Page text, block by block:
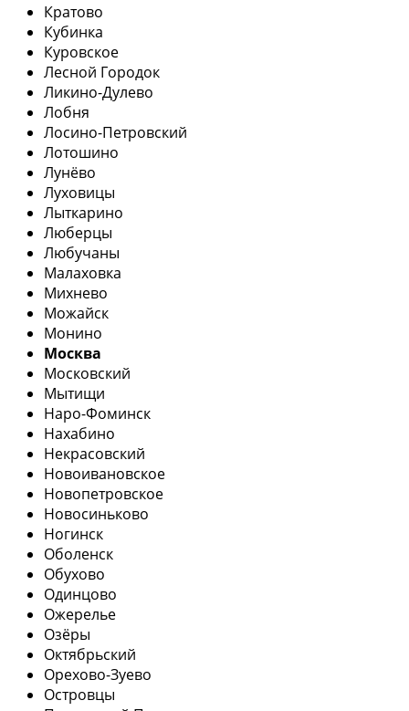
Кратово
Кубинка
Куровское
Лесной Городок
Ликино-Дулево
Лобня
Лосино-Петровский
Лотошино
Лунёво
Луховицы
Лыткарино
Люберцы
Любучаны
Малаховка
Михнево
Можайск
Монино
Москва
Московский
Мытищи
Наро-Фоминск
Нахабино
Некрасовский
Новоивановское
Новопетровское
Новосиньково
Ногинск
Оболенск
Обухово
Одинцово
Ожерелье
Озёры
Октябрьский
Орехово-Зуево
Островцы